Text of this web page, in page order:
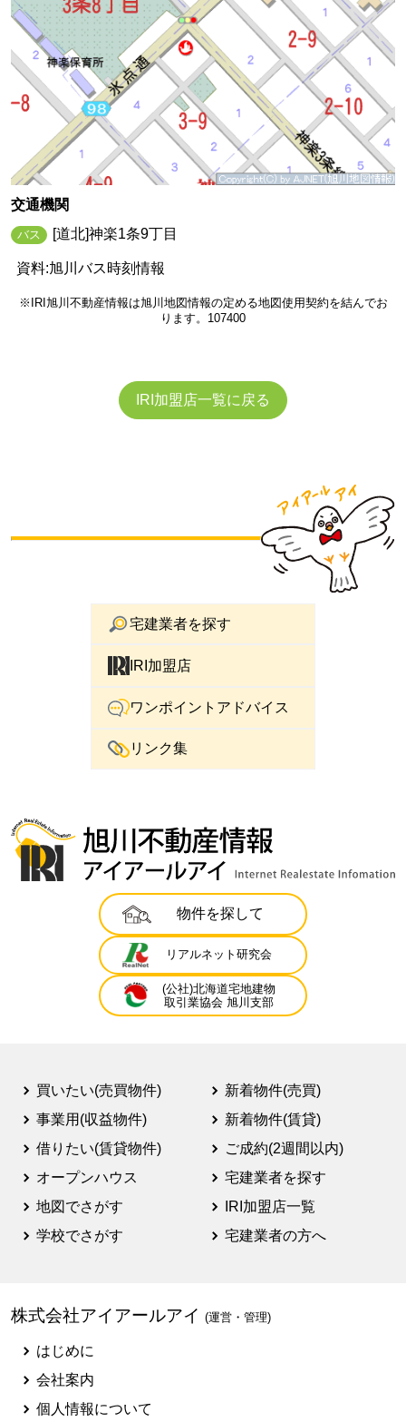
交通機関
バス [道北]神楽1条9丁目
資料:旭川バス時刻情報
※IRI旭川不動産情報は旭川地図情報の定める地図使用契約を結んでお
ります。107400
IRI加盟店一覧に戻る
宅建業者を探す
IRI加盟店
ワンポイントアドバイス
リンク集
物件を探して
リアルネット研究会
(公社)北海道宅地建物
取引業協会 旭川支部
買いたい(売買物件)
事業用(収益物件)
借りたい(賃貸物件)
オープンハウス
地図でさがす
学校でさがす
新着物件(売買)
新着物件(賃貸)
ご成約(2週間以内)
宅建業者を探す
IRI加盟店一覧
宅建業者の方へ
株式会社アイアールアイ (運営・管理)
はじめに
会社案内
個人情報について